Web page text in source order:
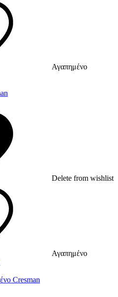
Αγαπημένο
Delete from wishlist
Αγαπημένο